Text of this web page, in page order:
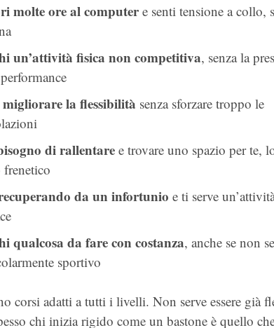
molte ore al computere senti tensione a collo,
un’attività fisica non competitiva, senza la
la flessibilità senza sforzare troppo le
di rallentare e trovare uno spazio per te,
da un infortunio e ti serve
qualcosa da fare con costanza, anche se non
sportivo
corsi adatti a tutti i livelli. Non serve essere già
chi inizia rigido come un bastone è quello